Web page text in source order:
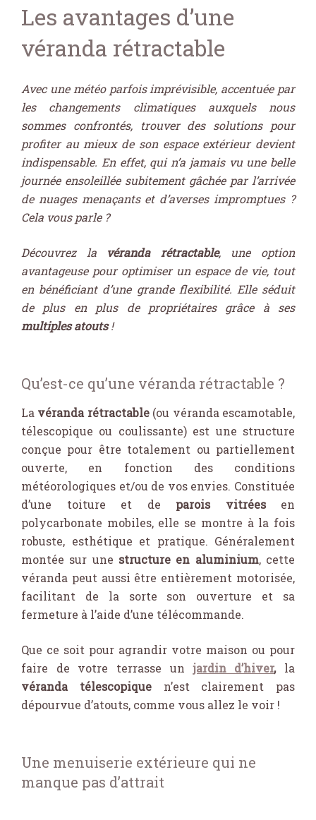
Les avantages d’une
véranda rétractable
Avec une météo parfois imprévisible, accentuée par
les changements climatiques auxquels nous
sommes confrontés, trouver des solutions pour
profiter au mieux de son espace extérieur devient
indispensable. En effet, qui n’a jamais vu une belle
journée ensoleillée subitement gâchée par l’arrivée
de nuages menaçants et d’averses impromptues ?
Cela vous parle ?
Découvrez la véranda rétractable, une option
avantageuse pour optimiser un espace de vie, tout
en bénéficiant d’une grande flexibilité. Elle séduit
de plus en plus de propriétaires grâce à ses
multiples atouts!
Qu’est-ce qu’une véranda rétractable ?
La véranda rétractable (ou véranda escamotable,
télescopique ou coulissante) est une structure
conçue pour être totalement ou partiellement
ouverte, en fonction des conditions
météorologiques et/ou de vos envies. Constituée
d’une toiture et de parois vitrées en
polycarbonate mobiles, elle se montre à la fois
robuste, esthétique et pratique. Généralement
montée sur une structure en aluminium, cette
véranda peut aussi être entièrement motorisée,
facilitant de la sorte son ouverture et sa
fermeture à l’aide d’une télécommande.
Que ce soit pour agrandir votre maison ou pour
faire de votre terrasse unjardin d’hiver,la
véranda télescopiquen’est clairement pas
dépourvue d’atouts, comme vous allez le voir !
Une menuiserie extérieure qui ne
manque pas d’attrait